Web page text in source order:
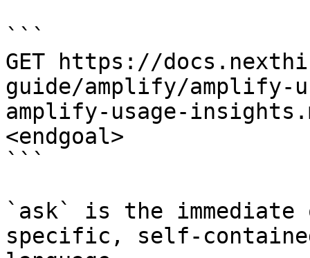
```
GET https://
guide/amplify/amplify-
amplify-usage-
<endgoal>
```
`ask` is the
specific, self-